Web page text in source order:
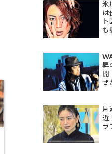
氷
は
も
昇
開
ぜ
片
近
ラ